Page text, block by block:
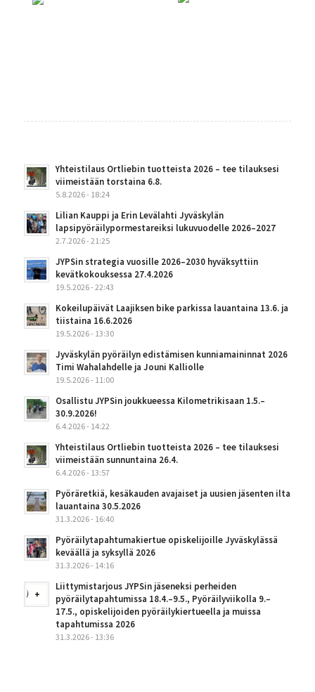
Yhteistilaus Ortliebin tuotteista 2026 – tee tilauksesi
viimeistään torstaina 6.8.
5.8.2026 - 18:24
Lilian Kauppi ja Erin Levälahti Jyväskylän
lapsipyöräilypormestareiksi lukuvuodelle 2026–2027
2.7.2026 - 21:25
JYPSin strategia vuosille 2026–2030 hyväksyttiin
kevätkokouksessa 27.4.2026
19.5.2026 - 22:43
Kokeilupäivät Laajiksen bike parkissa lauantaina 13.6. ja
tiistaina 16.6.2026
19.5.2026 - 13:30
Jyväskylän pyöräilyn edistämisen kunniamaininnat 2026
Timi Wahalahdelle ja Jouni Kalliolle
19.5.2026 - 11:00
Osallistu JYPSin joukkueessa Kilometrikisaan 1.5.–
30.9.2026!
6.4.2026 - 14:22
Yhteistilaus Ortliebin tuotteista 2026 – tee tilauksesi
viimeistään sunnuntaina 26.4.
6.4.2026 - 13:57
Pyöräretkiä, kesäkauden avajaiset ja uusien jäsenten ilta
lauantaina 30.5.2026
31.3.2026 - 16:40
Pyöräilytapahtumakiertue opiskelijoille Jyväskylässä
keväällä ja syksyllä 2026
31.3.2026 - 14:16
Liittymistarjous JYPSin jäseneksi perheiden
pyöräilytapahtumissa 18.4.–9.5., Pyöräilyviikolla 9.–
17.5., opiskelijoiden pyöräilykiertueella ja muissa
tapahtumissa 2026
31.3.2026 - 13:36